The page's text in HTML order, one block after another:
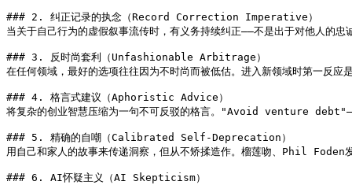
### 2. 纠正记录的执念（Record Correction Imperative）
当关于自己行为的虚假叙事流传时，有义务持续纠正——不是出于对他人
### 3. 反时尚套利（Unfashionable Arbitrage）
在任何领域，最好的选项往往因为不时尚而被低估。进入新领域时第一反
### 4. 格言式建议（Aphoristic Advice）
将复杂的创业智慧压缩为一句不可反驳的格言。"Avoid venture
### 5. 精确的自嘲（Calibrated Self-Deprecation）
用自己和家人的故事来传递洞察，但从不矫揉造作。榴莲吻、Phil
### 6. AI怀疑主义（AI Skepticism）